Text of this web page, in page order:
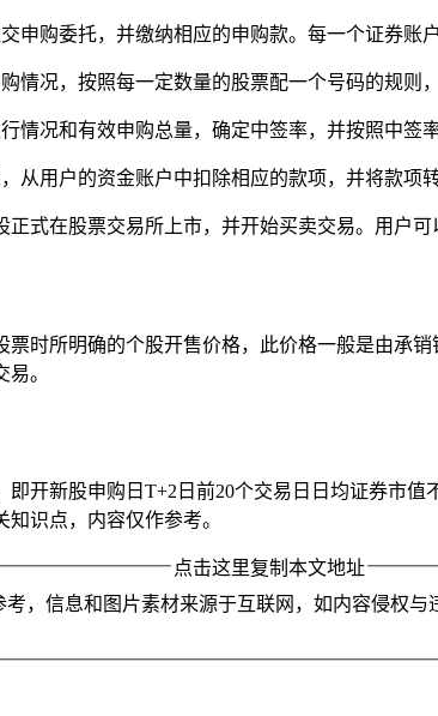
申购委托，并缴纳相应的申购款。每一个证券账
情况，按照每一定数量的股票配一个号码的规则
情况和有效申购总量，确定中签率，并按照中签
从用户的资金账户中扣除相应的款项，并将款项
式在股票交易所上市，并开始买卖交易。用户可
时所明确的个股开售价格，此价格一般是由承
。
开新股申购日T+2日前20个交易日日均证券市
识点，内容仅作参考。
点击这里复制本文地址
，信息和图片素材来源于互联网，如内容侵权